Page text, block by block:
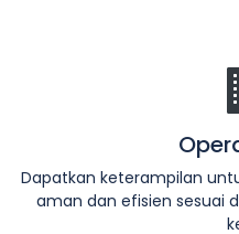
Dapatkan keterampilan
aman dan efisien sesuai